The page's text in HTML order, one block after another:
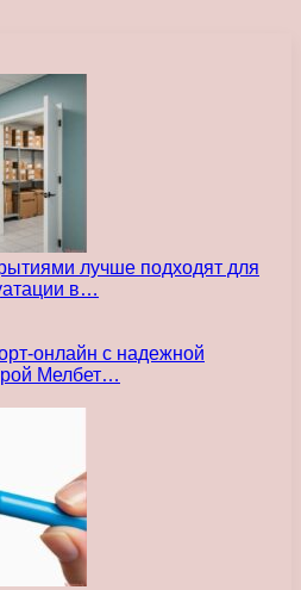
лучше подходят для
в…
онлайн с надежной
Мелбет…